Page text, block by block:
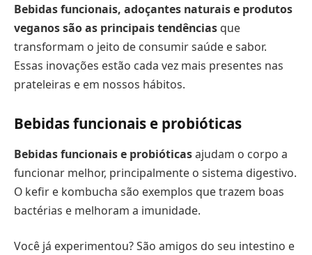
Bebidas funcionais, adoçantes naturais e produtos
veganos são as principais tendências que
transformam o jeito de consumir saúde e sabor.
Essas inovações estão cada vez mais presentes nas
prateleiras e em nossos hábitos.
Bebidas funcionais e probióticas
Bebidas funcionais e probióticasajudam o corpo a
funcionar melhor, principalmente o sistema digestivo.
O kefir e kombucha são exemplos que trazem boas
bactérias e melhoram a imunidade.
Você já experimentou? São amigos do seu intestino e